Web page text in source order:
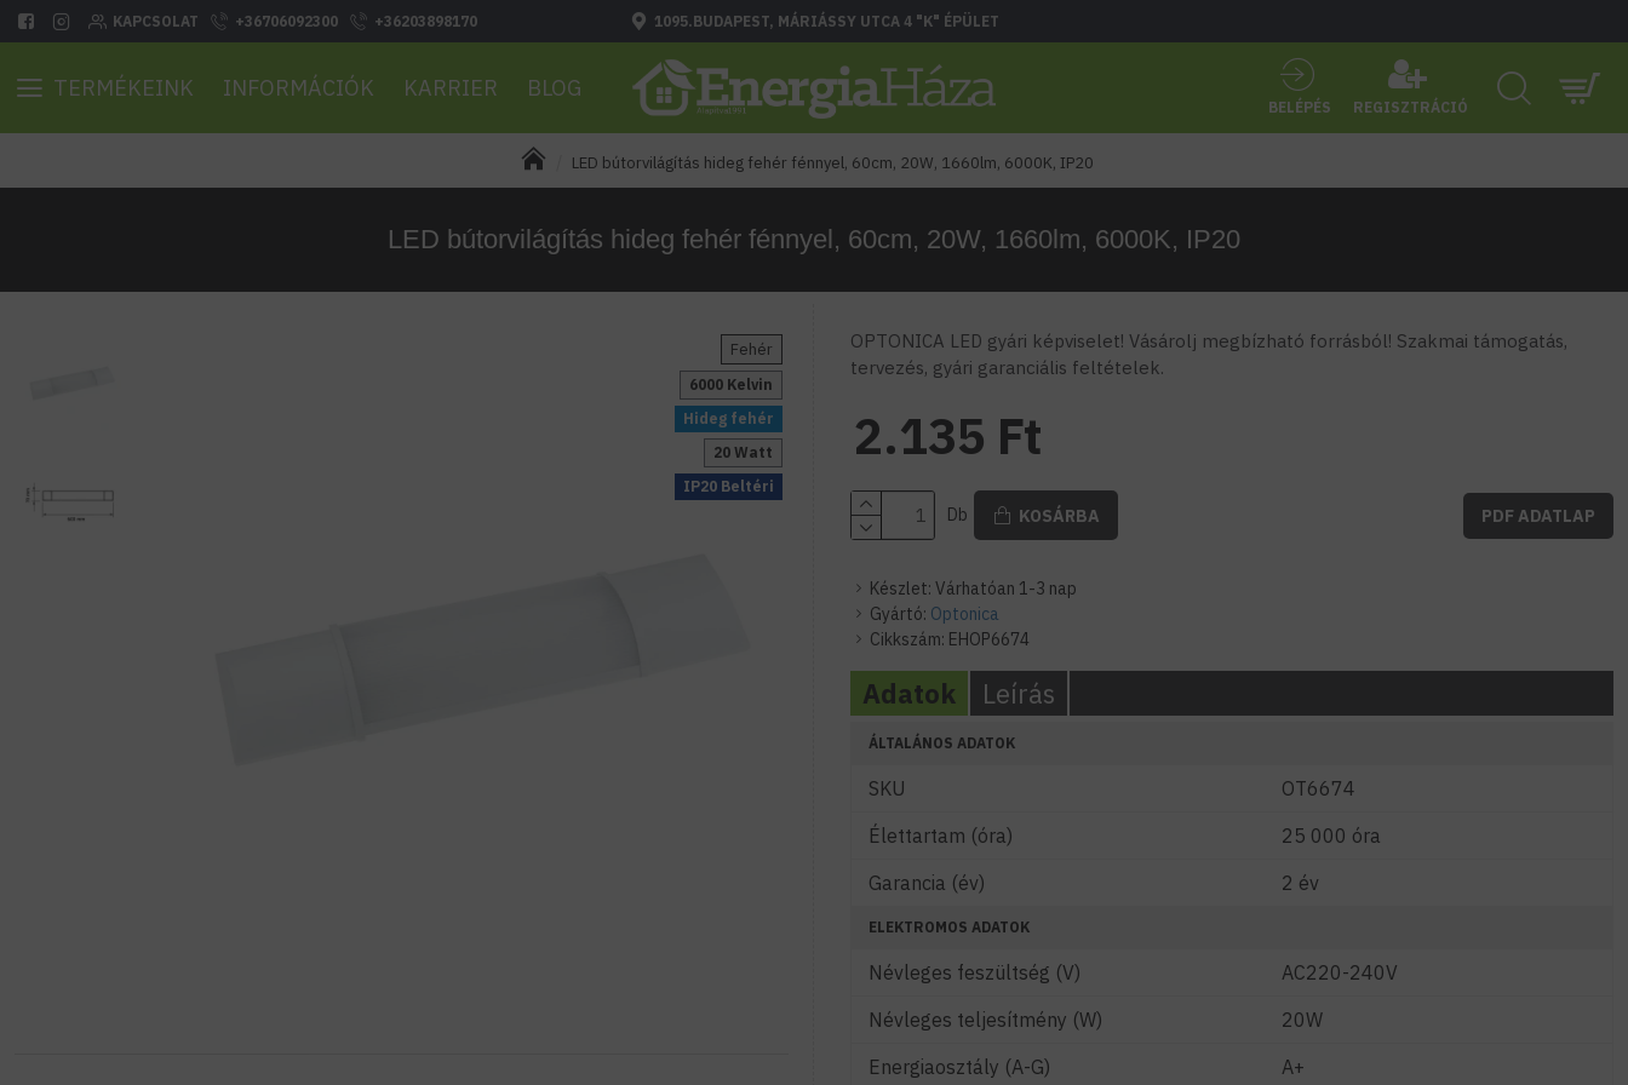
KAPCSOLAT +36706092300 +36203898170 1095.BUDAPEST, MÁRIÁSSY UTCA 4 "K" ÉPÜLET
TERMÉKEINK INFORMÁCIÓK KARRIER BLOG
BELÉPÉS REGISZTRÁCIÓ
LED bútorvilágítás hideg fehér fénnyel, 60cm, 20W, 1660lm, 6000K, IP20
LED bútorvilágítás hideg fehér fénnyel, 60cm, 20W, 1660lm, 6000K, IP20
Hideg fehér
IP20 Beltéri
20 Watt
Fehér
6000 Kelvin
OPTONICA LED gyári képviselet! Vásárolj megbízható forrásból! Szakmai támogatás,
tervezés, gyári garanciális feltételek.
Készlet: Várhatóan 1-3 nap
Gyártó: Optonica
Cikkszám: EHOP6674
2.135 Ft
Db KOSÁRBA PDF ADATLAP
Adatok Leírás
ÁLTALÁNOS ADATOK
SKU
OT6674
Élettartam (óra)
25 000 óra
Garancia (év)
2 év
ELEKTROMOS ADATOK
Névleges feszültség (V)
AC220-240V
Névleges teljesítmény (W)
20W
Energiaosztály (A-G)
A+